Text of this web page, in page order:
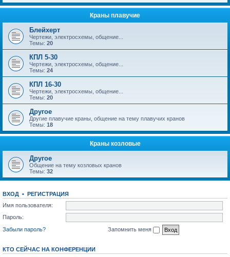
Краны плавучие
Блейхерт
Чертежи, электросхемы, общение...
Темы: 20
КПЛ 5-30
Чертежи, электросхемы, общение...
Темы: 24
КПЛ 16-30
Чертежи, электросхемы, общение...
Темы: 20
Другое
Другие плавучие краны, общение на тему плавучих кранов
Темы: 18
Краны козловые
Другое
Общение на тему козловых кранов
Темы: 32
ВХОД • РЕГИСТРАЦИЯ
Имя пользователя:
Пароль:
Забыли пароль?
Запомнить меня
КТО СЕЙЧАС НА КОНФЕРЕНЦИИ